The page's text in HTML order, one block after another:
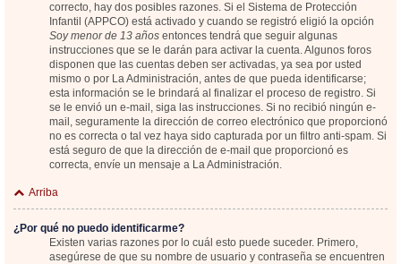
correcto, hay dos posibles razones. Si el Sistema de Protección
Infantil (APPCO) está activado y cuando se registró eligió la opción
Soy menor de 13 años entonces tendrá que seguir algunas
instrucciones que se le darán para activar la cuenta. Algunos foros
disponen que las cuentas deben ser activadas, ya sea por usted
mismo o por La Administración, antes de que pueda identificarse;
esta información se le brindará al finalizar el proceso de registro. Si
se le envió un e-mail, siga las instrucciones. Si no recibió ningún e-
mail, seguramente la dirección de correo electrónico que proporcionó
no es correcta o tal vez haya sido capturada por un filtro anti-spam. Si
está seguro de que la dirección de e-mail que proporcionó es
correcta, envíe un mensaje a La Administración.
Arriba
¿Por qué no puedo identificarme?
Existen varias razones por lo cuál esto puede suceder. Primero,
asegúrese de que su nombre de usuario y contraseña se encuentren